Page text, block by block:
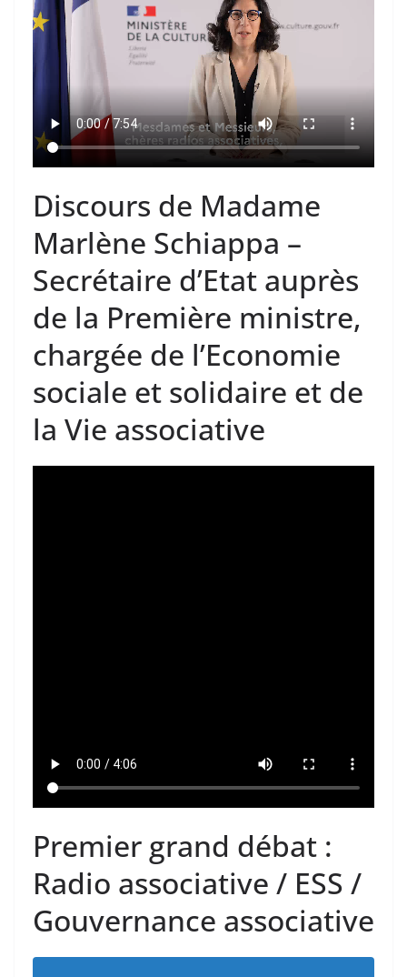
Discours de Madame
Marlène Schiappa –
Secrétaire d’Etat auprès
de la Première ministre,
chargée de l’Economie
sociale et solidaire et de
la Vie associative
Premier grand débat :
Radio associative / ESS /
Gouvernance associative